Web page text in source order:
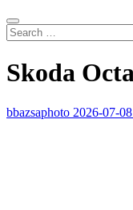
Skoda
bbazsaphoto 2026-07-08